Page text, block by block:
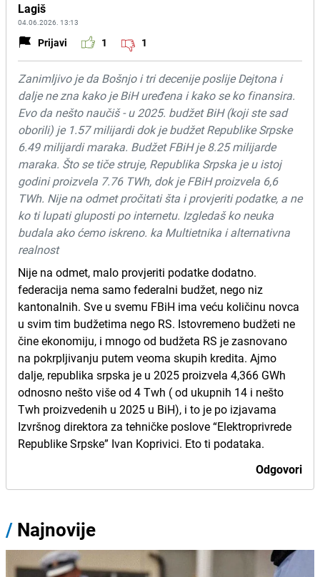
Lagiš
04.06.2026. 13:13
Prijavi 1 1
Zanimljivo je da Bošnjo i tri decenije poslije Dejtona i
dalje ne zna kako je BiH uređena i kako se ko finansira.
Evo da nešto naučiš - u 2025. budžet BiH (koji ste sad
oborili) je 1.57 milijardi dok je budžet Republike Srpske
6.49 milijardi maraka. Budžet FBiH je 8.25 milijarde
maraka. Što se tiče struje, Republika Srpska je u istoj
godini proizvela 7.76 TWh, dok je FBiH proizvela 6,6
TWh. Nije na odmet pročitati šta i provjeriti podatke, a ne
ko ti lupati gluposti po internetu. Izgledaš ko neuka
budala ako ćemo iskreno. ka Multietnika i alternativna
realnost
Nije na odmet, malo provjeriti podatke dodatno.
federacija nema samo federalni budžet, nego niz
kantonalnih. Sve u svemu FBiH ima veću količinu novca
u svim tim budžetima nego RS. Istovremeno budžeti ne
čine ekonomiju, i mnogo od budžeta RS je zasnovano
na pokrpljivanju putem veoma skupih kredita. Ajmo
dalje, republika srpska je u 2025 proizvela 4,366 GWh
odnosno nešto više od 4 Twh ( od ukupnih 14 i nešto
Twh proizvedenih u 2025 u BiH), i to je po izjavama
Izvršnog direktora za tehničke poslove “Elektroprivrede
Republike Srpske” Ivan Koprivici. Eto ti podataka.
Odgovori
/ Najnovije